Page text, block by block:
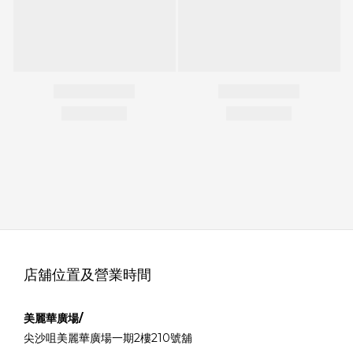
店舖位置及營業時間
美麗華廣場/
尖沙咀美麗華廣場一期2樓210號舖